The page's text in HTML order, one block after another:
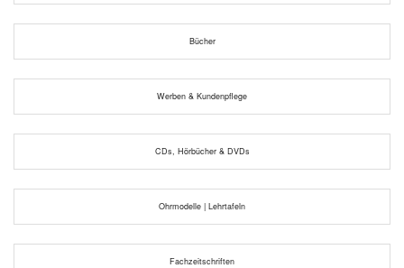
Bücher
Werben & Kundenpflege
CDs, Hörbücher & DVDs
Ohrmodelle | Lehrtafeln
Fachzeitschriften